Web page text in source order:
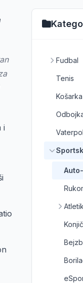
i
Fudbal
Tenis
Košarka